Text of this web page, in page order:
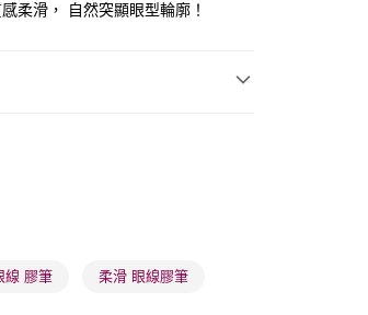
3個工作天送達
柔滑， 自然突顯眼型輪廓！
線 膠筆 柔滑 眼線膠筆